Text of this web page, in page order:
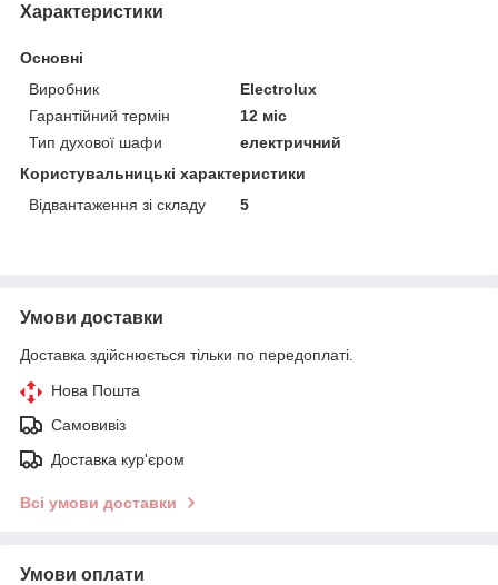
Характеристики
Основні
Виробник
Electrolux
Гарантійний термін
12 міс
Тип духової шафи
електричний
Користувальницькі характеристики
Відвантаження зі складу
5
Умови доставки
Доставка здійснюється тільки по передоплаті.
Нова Пошта
Самовивіз
Доставка кур'єром
Всі умови доставки
Умови оплати